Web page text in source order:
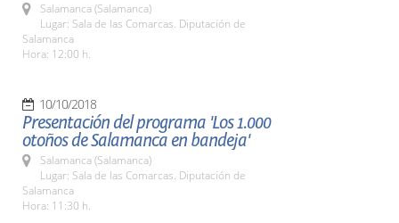
Salamanca (Salamanca)
Lugar: Sala de las Comarcas. Diputación de
Salamanca
Hora: 12:00 h.
10/10/2018
Presentación del programa 'Los 1.000
otoños de Salamanca en bandeja'
Salamanca (Salamanca)
Lugar: Sala de las Comarcas. Diputación de
Salamanca
Hora: 11:30 h.